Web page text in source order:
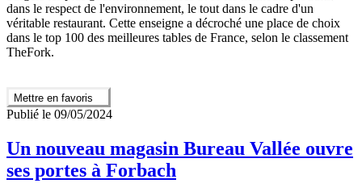
dans le respect de l'environnement, le tout dans le cadre d'un
véritable restaurant. Cette enseigne a décroché une place de choix
dans le top 100 des meilleures tables de France, selon le classement
TheFork.
Mettre en favoris
Publié le 09/05/2024
Un nouveau magasin Bureau Vallée ouvre
ses portes à Forbach